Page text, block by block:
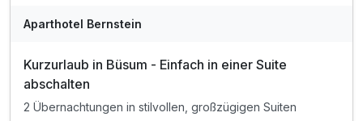
Aparthotel Bernstein
Kurzurlaub in Büsum - Einfach in einer Suite
abschalten
2 Übernachtungen in stilvollen, großzügigen Suiten